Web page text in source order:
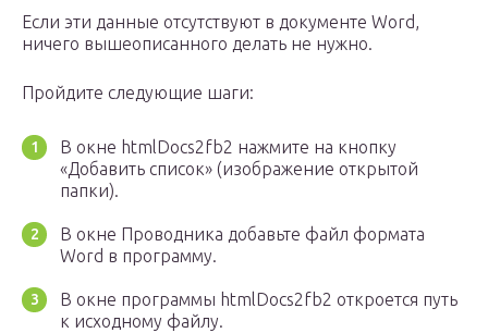
Если эти данные отсутствуют в документе Word,
ничего вышеописанного делать не нужно.
Пройдите следующие шаги:
В окне htmlDocs2fb2 нажмите на кнопку
«Добавить список» (изображение открытой
папки).
В окне Проводника добавьте файл формата
Word в программу.
В окне программы htmlDocs2fb2 откроется путь
к исходному файлу.